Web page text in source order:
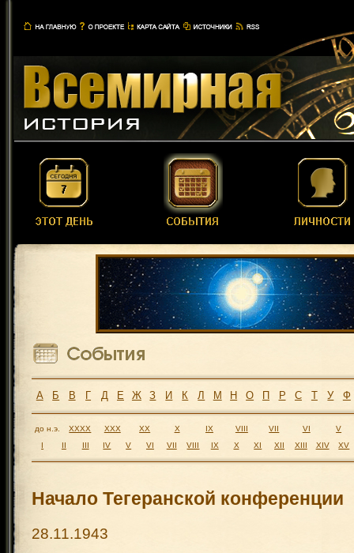
А Б В Г Д Е Ж З И К Л М Н О П Р С Т У Ф
до н.э. XXXX XXX XX X IX VIII VII VI
V
I
II III IV V VI VII VIII IX X XI XII XIII XIV XV
Начало Тегеранской конференции
28.11.1943